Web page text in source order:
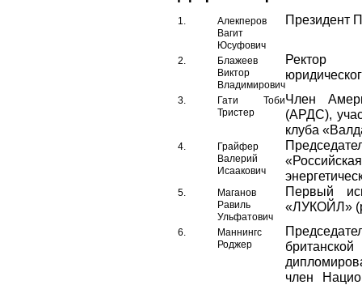
1.
Алекперов
Вагит
Юсуфович
Президент
2.
Блажеев
Виктор
Владимирович
Ректор
3.
Гати Тоби
Тристер
Член
(АРДС),
клуба
4.
Грайфер
Валерий
Исаакович
5.
Маганов
Равиль
Ульфатович
Первый
«ЛУКОЙЛ»
6.
Маннингс
Роджер
член